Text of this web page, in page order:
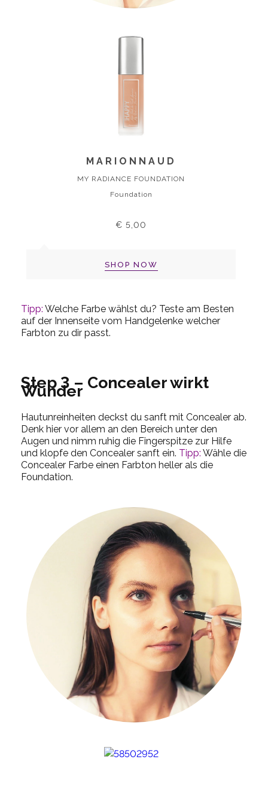
MARIONNAUD
MY RADIANCE FOUNDATION
Foundation
€ 5,00
SHOP NOW
Tipp: Welche Farbe wählst du? Teste am Besten
auf der Innenseite vom Handgelenke welcher
Farbton zu dir passt.
Step 3 – Concealer wirkt
Wunder
Hautunreinheiten deckst du sanft mit Concealer ab.
Denk hier vor allem an den Bereich unter den
Augen und nimm ruhig die Fingerspitze zur Hilfe
und klopfe den Concealer sanft ein. Tipp: Wähle die
Concealer Farbe einen Farbton heller als die
Foundation.